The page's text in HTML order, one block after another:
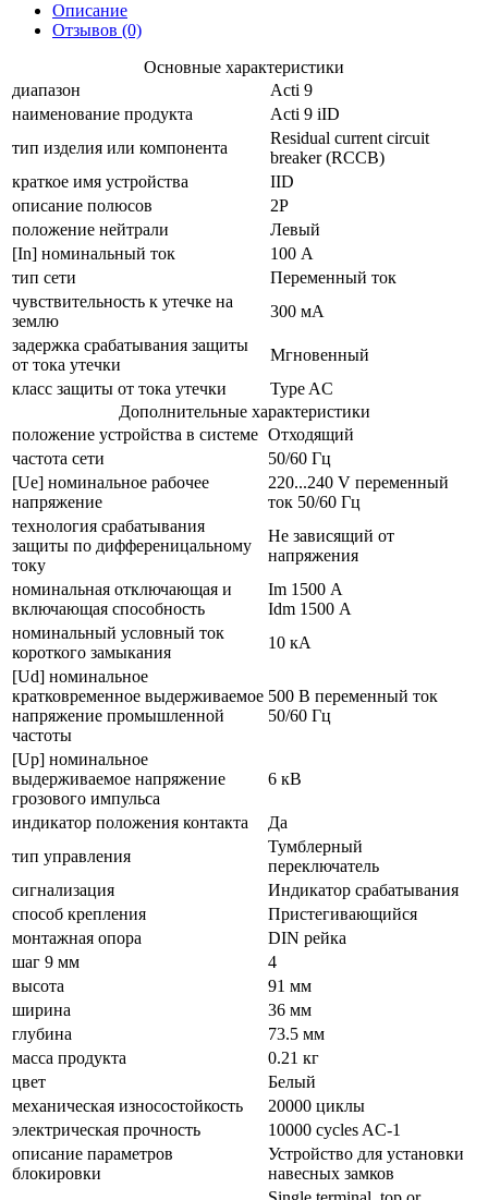
Описание
Отзывов (0)
Основные характеристики
диапазон
Acti 9
наименование продукта
Acti 9 iID
тип изделия или компонента
Residual current circuit
breaker (RCCB)
краткое имя устройства
IID
описание полюсов
2P
положение нейтрали
Левый
[In] номинальный ток
100 А
тип сети
Переменный ток
чувствительность к утечке на
землю
300 мА
задержка срабатывания защиты
от тока утечки
Мгновенный
класс защиты от тока утечки
Type AC
Дополнительные характеристики
положение устройства в системе Отходящий
частота сети
50/60 Гц
[Ue] номинальное рабочее
напряжение
220...240 V переменный
ток 50/60 Гц
технология срабатывания
защиты по дифференицальному
току
Не зависящий от
напряжения
номинальная отключающая и
включающая способность
Im 1500 А
Idm 1500 А
номинальный условный ток
короткого замыкания
10 кА
[Ud] номинальное
кратковременное выдерживаемое
напряжение промышленной
частоты
500 В переменный ток
50/60 Гц
[Up] номинальное
выдерживаемое напряжение
грозового импульса
6 кВ
индикатор положения контакта
Да
тип управления
Тумблерный
переключатель
сигнализация
Индикатор срабатывания
способ крепления
Пристегивающийся
монтажная опора
DIN рейка
шаг 9 мм
4
высота
91 мм
ширина
36 мм
глубина
73.5 мм
масса продукта
0.21 кг
цвет
Белый
механическая износостойкость
20000 циклы
электрическая прочность
10000 cycles AC-1
описание параметров
блокировки
Устройство для установки
навесных замков